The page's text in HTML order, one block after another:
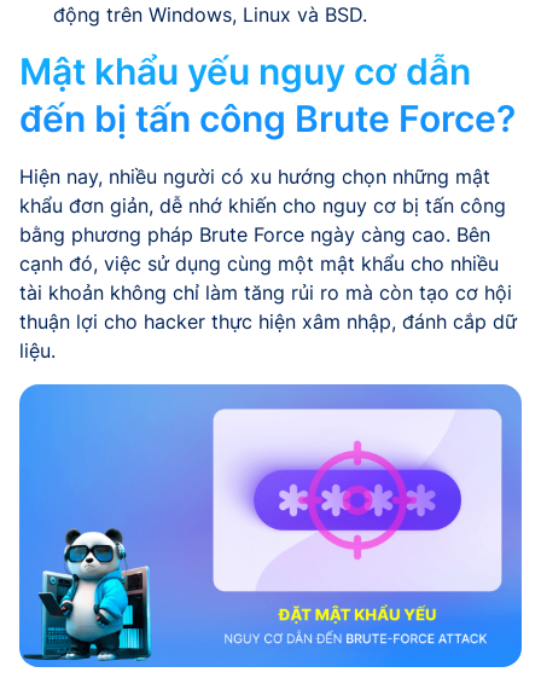
động trên Windows, Linux và BSD.
Mật khẩu yếu nguy cơ dẫn
đến bị tấn công Brute Force?
Hiện nay, nhiều người có xu hướng chọn những mật
khẩu đơn giản, dễ nhớ khiến cho nguy cơ bị tấn công
bằng phương pháp Brute Force ngày càng cao. Bên
cạnh đó, việc sử dụng cùng một mật khẩu cho nhiều
tài khoản không chỉ làm tăng rủi ro mà còn tạo cơ hội
thuận lợi cho hacker thực hiện xâm nhập, đánh cắp dữ
liệu.